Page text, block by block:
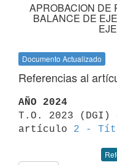
APROBACION DE
BALANCE DE
Documento Actualizado
Referencias al
AÑO 2024
T.O. 2023 (DGI)
artículo 2 -